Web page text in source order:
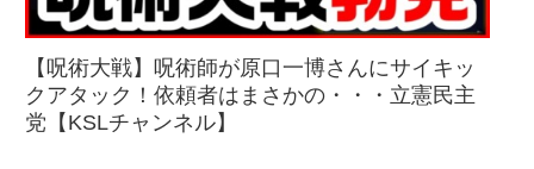
【呪術大戦】呪術師が原口一博さんにサイキッ
クアタック！依頼者はまさかの・・・立憲民主
党【KSLチャンネル】